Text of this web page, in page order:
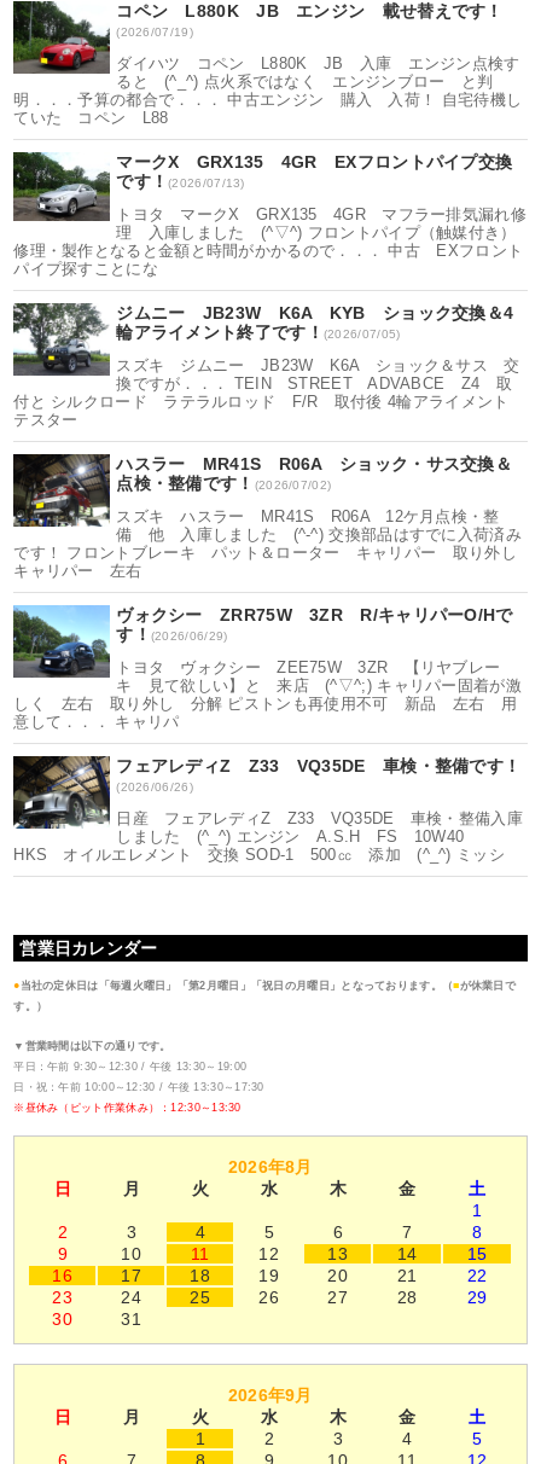
コペン L880K JB エンジン 載せ替えです！
(2026/07/19)
ダイハツ コペン L880K JB 入庫 エンジン点検す
ると (^_^) 点火系ではなく エンジンブロー と判
明．．．予算の都合で．．． 中古エンジン 購入 入荷！ 自宅待機し
ていた コペン L88
マークX GRX135 4GR EXフロントパイプ交換
です！(2026/07/13)
トヨタ マークX GRX135 4GR マフラー排気漏れ修
理 入庫しました (^▽^) フロントパイプ（触媒付き）
修理・製作となると金額と時間がかかるので．．． 中古 EXフロント
パイプ探すことにな
ジムニー JB23W K6A KYB ショック交換＆4
輪アライメント終了です！ (2026/07/05)
スズキ ジムニー JB23W K6A ショック＆サス 交
換ですが．．． TEIN STREET ADVABCE Z4 取
付と シルクロード ラテラルロッド F/R 取付後 4輪アライメント
テスター
ハスラー MR41S R06A ショック・サス交換＆
点検・整備です！ (2026/07/02)
スズキ ハスラー MR41S R06A 12ケ月点検・整
備 他 入庫しました (^-^) 交換部品はすでに入荷済み
です！ フロントブレーキ パット＆ローター キャリパー 取り外し
キャリパー 左右
ヴォクシー ZRR75W 3ZR R/キャリパーO/Hで
す！ (2026/06/29)
トヨタ ヴォクシー ZEE75W 3ZR 【リヤブレー
キ 見て欲しい】と 来店 (^▽^;) キャリパー固着が激
しく 左右 取り外し 分解 ピストンも再使用不可 新品 左右 用
意して．．． キャリパ
フェアレディZ Z33 VQ35DE 車検・整備です！
(2026/06/26)
日産 フェアレディZ Z33 VQ35DE 車検・整備入庫
しました (^_^) エンジン A.S.H FS 10W40
HKS オイルエレメント 交換 SOD-1 500㏄ 添加 (^_^) ミッシ
営業日カレンダー
● 当社の定休日は「毎週火曜日」「第2月曜日」「祝日の月曜日」となっております。（■が休業日で
す。）
▼営業時間は以下の通りです。
平日：午前 9:30～12:30 / 午後 13:30～19:00
日・祝：午前 10:00～12:30 / 午後 13:30～17:30
※昼休み（ピット作業休み）：12:30～13:30
2026年8月
日
月 火 水 木 金
土
1
2
3 4 5 6 7
8
9
10 11 12 13 14
15
16
17 18 19 20 21
22
23
24 25 26 27 28
29
30
31
2026年9月
日
月 火 水 木 金
土
1
2 3 4
5